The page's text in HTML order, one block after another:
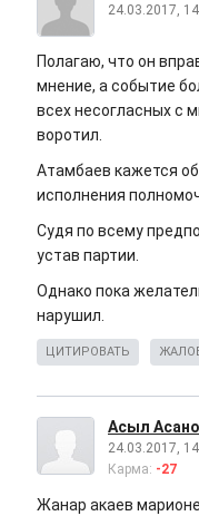
24.03.2017,
Полагаю, что он
мнение, а событие
всех несогласных с
воротил.
Атамбаев кажется
исполнения
Судя по всему
устав партии.
Однако пока
нарушил.
ЦИТИРОВАТЬ
Асыл
24.03.2017,
Карма: -27
Жанар акаев